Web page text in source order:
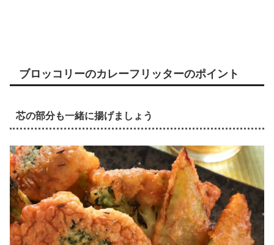
ブロッコリーのカレーフリッターのポイント
芯の部分も一緒に揚げましょう